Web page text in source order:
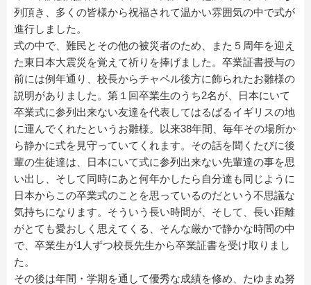
列頂き、多くの皆様から祝福されて温かい雰囲気の中で式が
進行しました。
式の中で、難民とその他の被災者のため、また５周年を迎え
た東日本大震災を覚えて祈りを捧げました。卒業証書授与の
前には例年通り、校長からチャペル後方に飾られたお雛様の
説明がありました。第１回卒業生のうち2名が、日本にいて
卒業式に参列出来ない友達を代表してはるばるイギリスの地
に運んでくれたというお雛様。以来38年間、毎年その場所か
ら静かに式を見守っていてくれます。その話を聞くたびに後
輩の生徒達は、日本にいて式に参列出来ない先輩達の事を思
い出し、そして同時にあと何年かしたら自分達も同じように
日本からこの卒業式のことを思っているのだという不思議な
気持ちになります。そういう長い時間が、そして、長い距離
がとても愛おしく思えてくる、そんな厳かで静かな時間の中
で、卒業生が1人ずつ校長先生から卒業証書を受け取りまし
た。
その後は年間・学期を通して優秀な成績を修め、たゆまぬ努